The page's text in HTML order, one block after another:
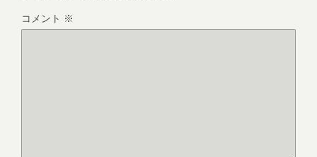
コメント ※